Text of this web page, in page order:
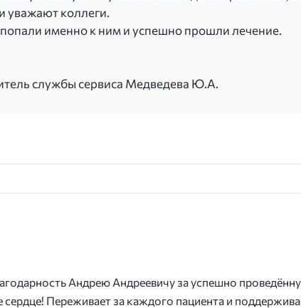
уважают коллеги.
именно к ним и успешно прошли лечение.
службы сервиса Медведева Ю.А.
Андрею Андреевичу за успешно
Переживает за каждого пациента и